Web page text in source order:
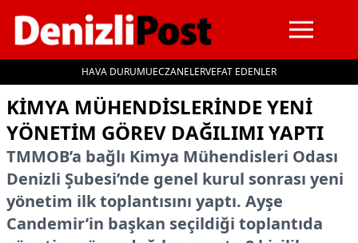
HAVA DURUMUECZANELERVEFAT EDENLER
İçeriğe geç
KIMYA MÜHENDISLERINDE YENI
YÖNETIM GÖREV DAĞILIMI YAPTI
TMMOB’a bağlı Kimya Mühendisleri Odası
Denizli Şubesi’nde genel kurul sonrası yeni
yönetim ilk toplantısını yaptı. Ayşe
Candemir’in başkan seçildiği toplantıda